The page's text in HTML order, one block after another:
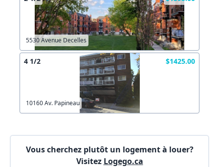
5530 Avenue Decelles
4 1/2 $1425.00
10160 Av. Papineau
Vous cherchez plutôt un logement à louer?
Visitez Logego.ca
Autre
Commentaires:
X Fermer Envoyez
Commentaires:
Lien vers inscription (sera inclus dans courriel)
Copier lien
Créer un compte
X Fermer